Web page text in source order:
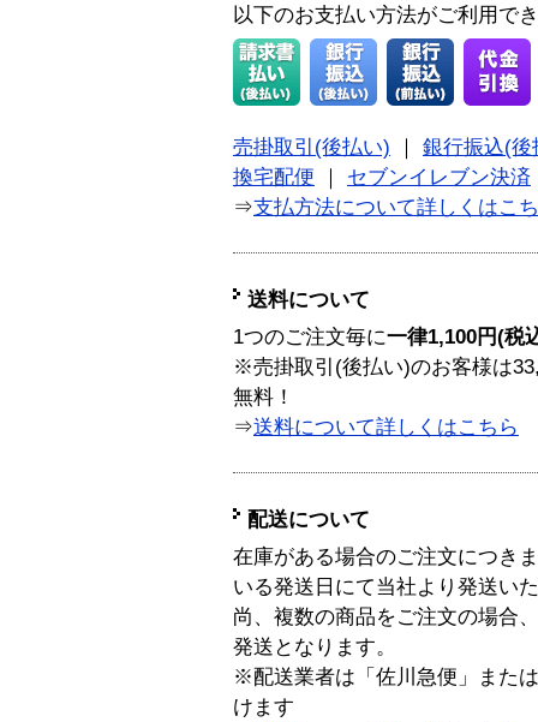
以下のお支払い方法がご利用で
売掛取引(後払い)
銀行振込(後
換宅配便
セブンイレブン決済
⇒支払方法について詳しくはこ
送料について
1つのご注文毎に一律1,100円(税
※売掛取引(後払い)のお客様は
無料！
⇒送料について詳しくはこちら
配送について
在庫がある場合のご注文につき
いる発送日にて当社より発送い
尚、複数の商品をご注文の場合
発送となります。
※配送業者は「佐川急便」また
けます